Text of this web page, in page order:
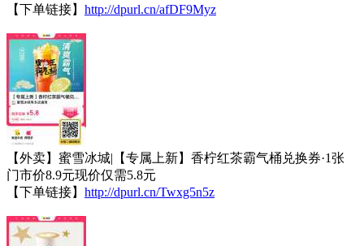
【下单链接】 http://dpurl.cn/afDF9Myz
【外卖】蜜雪冰城|【专属上新】香柠红茶霸气桶兑换券·1张
门市价8.9元现价仅需5.8元
【下单链接】 http://dpurl.cn/Twxg5n5z